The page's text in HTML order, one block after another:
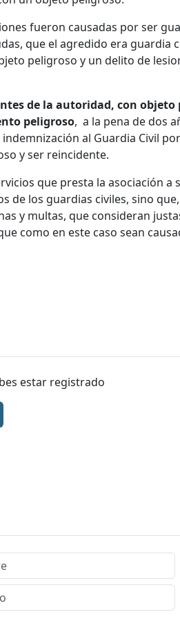
fueron causadas por ser
que el agredido era guardia
peligroso y un delito de
de la autoridad, con objeto
peligroso, a la pena de dos
al Guardia Civil
y ser reincidente.
que presta la asociación a
de los guardias civiles, sino
y multas, que consideran
como en este caso sean
estar registrado